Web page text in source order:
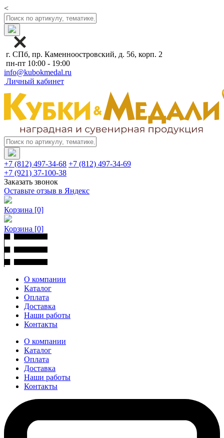
<
г. СПб, пр. Каменноостровский, д. 56, корп. 2
пн-пт 10:00 - 19:00
info@kubokmedal.ru
Личный кабинет
+7 (812) 497-34-68 +7 (812) 497-34-69
+7 (921) 37-100-38
Заказать звонок
Оставьте отзыв в Яндекс
Корзина [0]
Корзина [0]
О компании
Каталог
Оплата
Доставка
Наши работы
Контакты
О компании
Каталог
Оплата
Доставка
Наши работы
Контакты